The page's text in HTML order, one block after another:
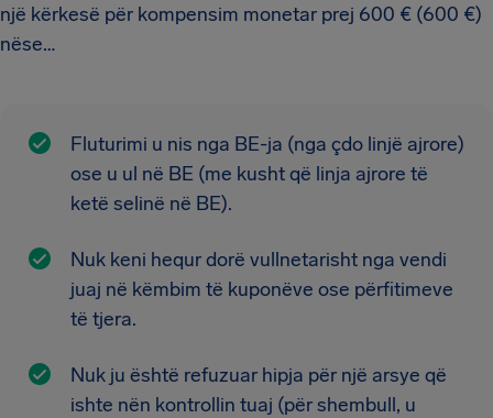
një kërkesë për kompensim monetar prej 600 € (600 €)
nëse…
Fluturimi u nis nga BE-ja (nga çdo linjë ajrore)
ose u ul në BE (me kusht që linja ajrore të
ketë selinë në BE).
Nuk keni hequr dorë vullnetarisht nga vendi
juaj në këmbim të kuponëve ose përfitimeve
të tjera.
Nuk ju është refuzuar hipja për një arsye që
ishte nën kontrollin tuaj (për shembull, u